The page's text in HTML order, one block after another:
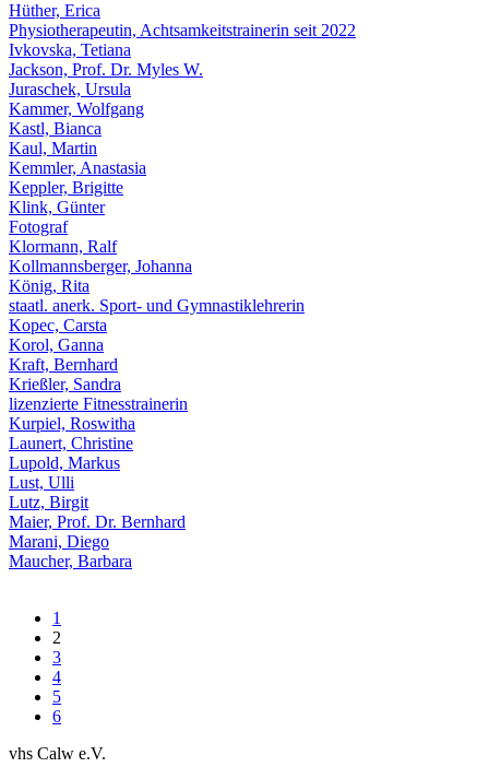
Hüther, Erica
Physiotherapeutin, Achtsamkeitstrainerin seit 2022
Ivkovska, Tetiana
Jackson, Prof. Dr. Myles W.
Juraschek, Ursula
Kammer, Wolfgang
Kastl, Bianca
Kaul, Martin
Kemmler, Anastasia
Keppler, Brigitte
Klink, Günter
Fotograf
Klormann, Ralf
Kollmannsberger, Johanna
König, Rita
staatl. anerk. Sport- und Gymnastiklehrerin
Kopec, Carsta
Korol, Ganna
Kraft, Bernhard
Krießler, Sandra
lizenzierte Fitnesstrainerin
Kurpiel, Roswitha
Launert, Christine
Lupold, Markus
Lust, Ulli
Lutz, Birgit
Maier, Prof. Dr. Bernhard
Marani, Diego
Maucher, Barbara
1
2
3
4
5
6
vhs Calw e.V.